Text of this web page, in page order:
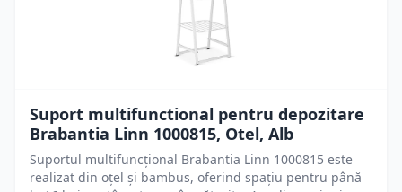
Suport multifunctional pentru depozitare
Brabantia Linn 1000815, Otel, Alb
Suportul multifuncțional Brabantia Linn 1000815 este
realizat din oțel și bambus, oferind spațiu pentru până